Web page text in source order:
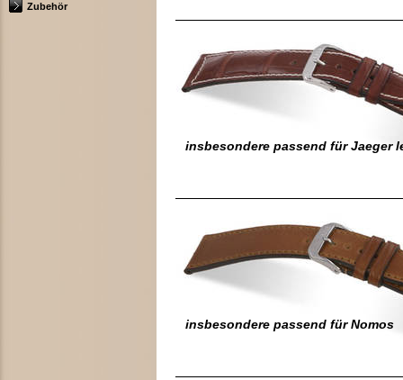
Zubehör
insbesondere passend für Jaeger
insbesondere passend für Nomos